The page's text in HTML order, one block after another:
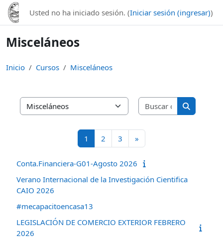
Saltar al contenido principal
Usted no ha iniciado sesión. (Iniciar sesión (ingresar))
Misceláneos
Inicio Cursos Misceláneos
Categorías
Buscar
Buscar
1 Página 1
2 Página 2
3 Página 3
»
Conta.Financiera-G01-Agosto 2026
Verano Internacional de la Investigación Cientifica
CAIO 2026
#mecapacitoencasa13
LEGISLACIÓN DE COMERCIO EXTERIOR FEBRERO
2026